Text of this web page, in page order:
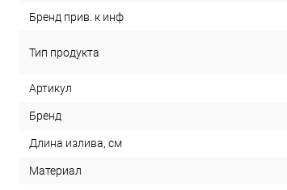
Бренд прив. к инф
Тип продукта
Артикул
Бренд
Длина излива, см
Материал